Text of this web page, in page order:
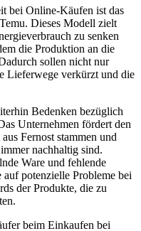
bei Online-Käufen ist das
Dieses Modell zielt
zu senken
die Produktion an die
sollen nicht nur
Lieferwege verkürzt und die
Bedenken bezüglich
Unternehmen fördert den
Fernost stammen und
nachhaltig sind.
Ware und fehlende
potenzielle Probleme bei
der Produkte, die zu
beim Einkaufen bei